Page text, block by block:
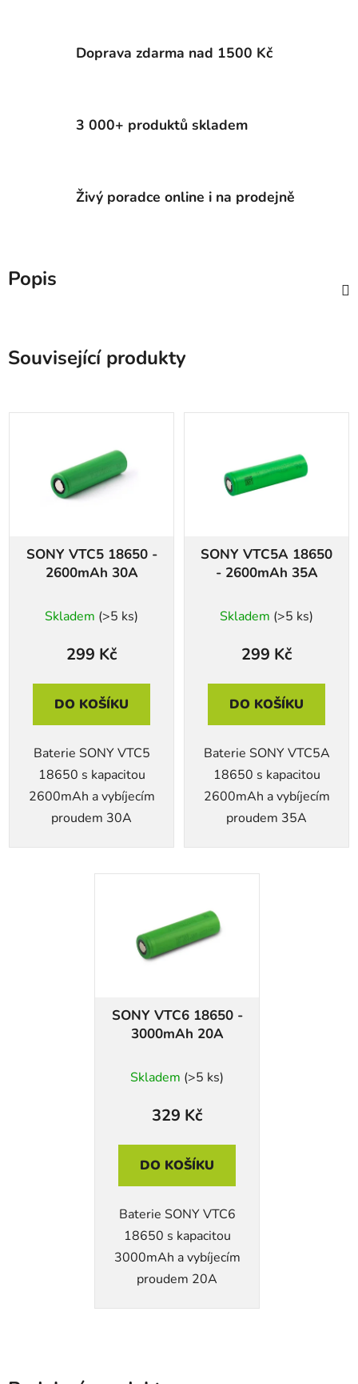
Doprava zdarma nad 1500 Kč
3 000+ produktů skladem
Živý poradce online i na prodejně
Popis
Související produkty
SONY VTC5 18650 -
2600mAh 30A
Skladem (>5 ks)
299 Kč
DO KOŠÍKU
Baterie SONY VTC5
18650 s kapacitou
2600mAh a vybíjecím
proudem 30A
SONY VTC5A 18650
- 2600mAh 35A
Skladem (>5 ks)
299 Kč
DO KOŠÍKU
Baterie SONY VTC5A
18650 s kapacitou
2600mAh a vybíjecím
proudem 35A
SONY VTC6 18650 -
3000mAh 20A
Skladem (>5 ks)
329 Kč
DO KOŠÍKU
Baterie SONY VTC6
18650 s kapacitou
3000mAh a vybíjecím
proudem 20A